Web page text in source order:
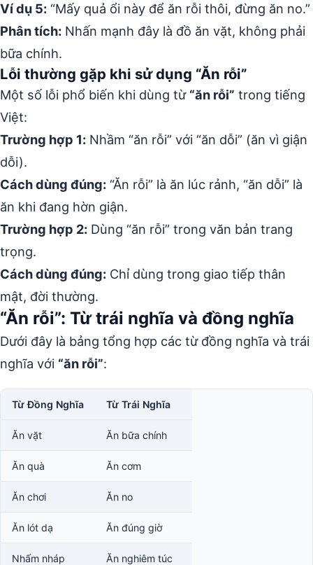
Ví dụ 5: “Mấy quả ổi này để ăn rỗi thôi, đừng ăn no.”
Phân tích: Nhấn mạnh đây là đồ ăn vặt, không phải
bữa chính.
Lỗi thường gặp khi sử dụng “Ăn rỗi”
Một số lỗi phổ biến khi dùng từ “ăn rỗi” trong tiếng
Việt:
Trường hợp 1: Nhầm “ăn rỗi” với “ăn dỗi” (ăn vì giận
dỗi).
Cách dùng đúng: “Ăn rỗi” là ăn lúc rảnh, “ăn dỗi” là
ăn khi đang hờn giận.
Trường hợp 2: Dùng “ăn rỗi” trong văn bản trang
trọng.
Cách dùng đúng: Chỉ dùng trong giao tiếp thân
mật, đời thường.
“Ăn rỗi”: Từ trái nghĩa và đồng nghĩa
Dưới đây là bảng tổng hợp các từ đồng nghĩa và trái
nghĩa với “ăn rỗi”:
Từ Đồng Nghĩa Từ Trái Nghĩa
Ăn vặt Ăn bữa chính
Ăn quà Ăn cơm
Ăn chơi Ăn no
Ăn lót dạ Ăn đúng giờ
Nhấm nháp Ăn nghiêm túc